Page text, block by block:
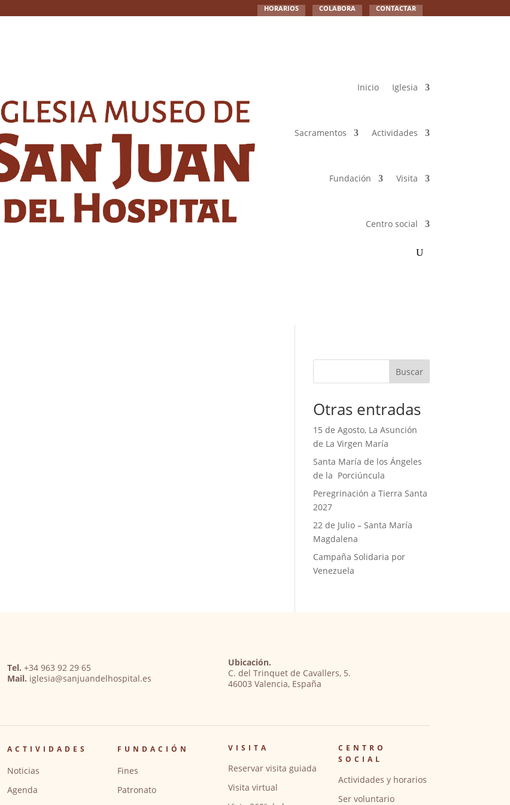
HORARIOS COLABORA CONTACTAR
Inicio Iglesia
Sacramentos Actividades
Fundación Visita
Centro social
Buscar
Otras entradas
15 de Agosto, La Asunción
de La Virgen María
Santa María de los Ángeles
de la Porciúncula
Peregrinación a Tierra Santa
2027
22 de Julio – Santa María
Magdalena
Campaña Solidaria por
Venezuela
Tel. +34 963 92 29 65
Mail. iglesia@sanjuandelhospital.es
Ubicación.
C. del Trinquet de Cavallers, 5.
46003 Valencia, España
ACTIVIDADES
Noticias
Agenda
FUNDACIÓN
Fines
Patronato
VISITA
Reservar visita guiada
Visita virtual
CENTRO
SOCIAL
Actividades y horarios
Ser voluntario